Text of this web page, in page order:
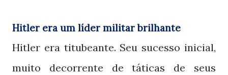
Hitler era um líder militar brilhante
Hitler era titubeante. Seu sucesso inicial,
muito decorrente de táticas de seus